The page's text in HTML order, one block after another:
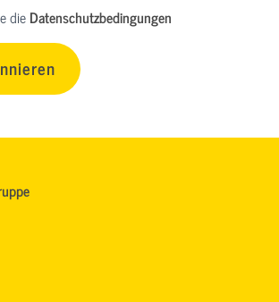
dieDatenschutzbedingungen